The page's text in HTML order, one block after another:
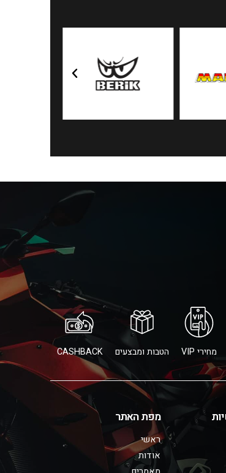
מחירי VIP הטבות ומבצעים CASHBACK
מפת האתר
ראשי
אודות